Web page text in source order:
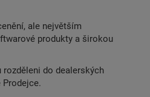
ale největším
produkty a širokou
do dealerských